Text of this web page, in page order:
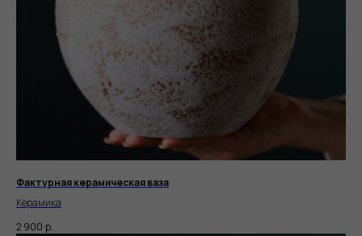
Фактурная керамическая ваза
Керамика
2 900 р.